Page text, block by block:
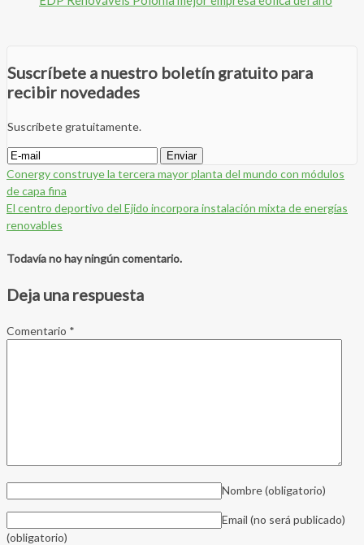
Suscríbete a nuestro boletín gratuito para
recibir novedades
Suscríbete gratuitamente.
Conergy construye la tercera mayor planta del mundo con módulos
de capa fina
El centro deportivo del Ejido incorpora instalación mixta de energías
renovables
Todavía no hay ningún comentario.
Deja una respuesta
Comentario *
Nombre(obligatorio)
Email (no será publicado)
(obligatorio)